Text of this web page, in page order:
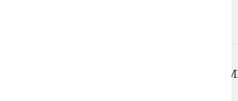
COMITE 50-FNPP DE LA PECHE